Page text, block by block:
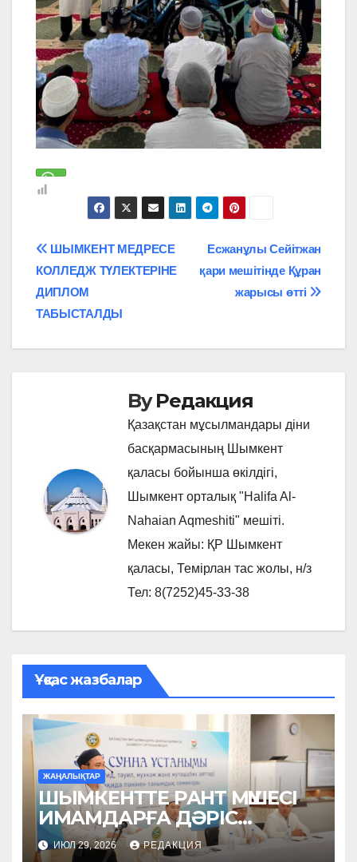
Навигация
по
записям
Есжанұлы Сейітжан
қари мешітінде Құран
жарысы өтті
ШЫМКЕНТ МЕДРЕСЕ
КОЛЛЕДЖ ТҮЛЕКТЕРІНЕ
ДИПЛОМ
ТАБЫСТАЛДЫ
ByРедакция
Қазақстан мұсылмандары діни
басқармасының Шымкент
қаласы бойынша өкілдігі,
Шымкент орталық "Halifa Al-
Nahaian Aqmeshiti" мешіті.
Мекен жайы: ҚР Шымкент
қаласы, Темірлан тас жолы, н/з
Тел: 8(7252)45-33-38
Ұқсас жазбалар
ЖАҢАЛЫҚТАР
ШЫМКЕНТТЕ РАНТ МҮШЕСІ
ИМАМДАРҒА ДӘРІС
ОҚЫДЫ
ИЮЛ 29, 2026 РЕДАКЦИЯ